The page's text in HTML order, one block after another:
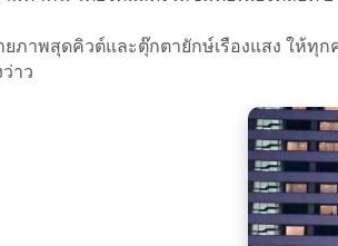
ภาพสุดคิวต์และตุ๊กตายักษ์เรืองแสง ให้ทุก
าว